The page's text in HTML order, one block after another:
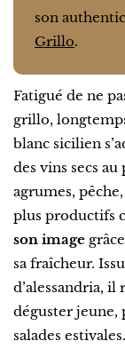
son
Grillo.
Fatigué de ne
grillo,
blanc sicilien
des vins secs
agrumes,
plus productifs
son image
sa fraîcheur.
d’alessandria, il
déguster jeune,
salades